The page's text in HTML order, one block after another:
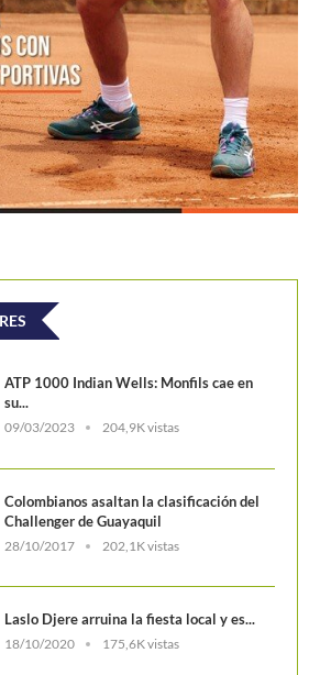
ATP 1000 Indian Wells: Monfils cae en
su...
09/03/2023 204,9K vistas
Colombianos asaltan la clasificación del
Challenger de Guayaquil
28/10/2017 202,1K vistas
18/10/2020
Wimbledon 2024 repartirá 50 millones
de libras en...
WTA Finals 2024: Cuadro principal
29/10/2024 156,7K vistas